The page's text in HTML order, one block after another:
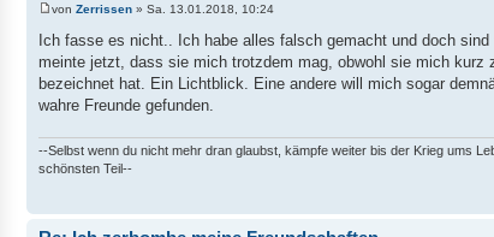
von Zerrissen » Sa. 13.01.2018, 10:24
Ich fasse es nicht.. Ich habe alles falsch gemacht und doch
meinte jetzt, dass sie mich trotzdem mag, obwohl sie mich kurz
bezeichnet hat. Ein Lichtblick. Eine andere will mich sogar
wahre Freunde gefunden.
--Selbst wenn du nicht mehr dran glaubst, kämpfe weiter bis der Krieg ums
schönsten Teil--